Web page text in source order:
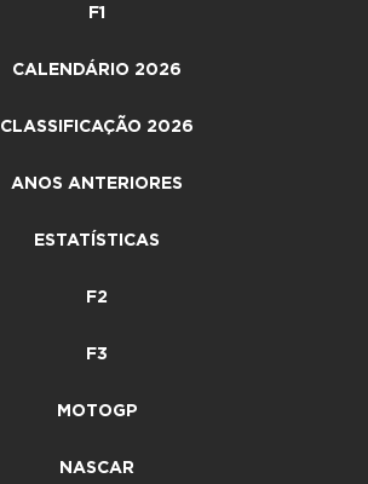
F1
CALENDÁRIO 2026
CLASSIFICAÇÃO 2026
ANOS ANTERIORES
ESTATÍSTICAS
F2
F3
MOTOGP
NASCAR